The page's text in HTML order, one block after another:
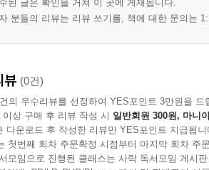
분석과 석의, 그 규칙들
리적 논증의 다섯 부분
적 용도와 관련된 규칙들
된 글은 확인을 거쳐 이 곳에 게재됩니다.
분들의 리뷰는 리뷰 쓰기를, 책에 대한 문의는
뷰 (0건)
의 우수리뷰를 선정하여 YES포인트 3만원을 드
이상 구매 후 리뷰 작성 시 일반회원 300원, 마니
다운로드 후 작성한 리뷰만 YES포인트 지급됩니
첫번째 회차 주문확정 시점부터 마지막 회차 주
모임으로 진행된 클래스는 사락 독서모임 게시